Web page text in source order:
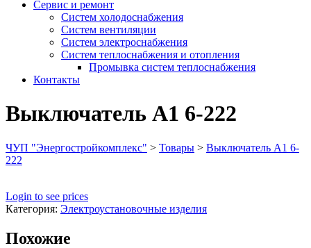
Сервис и ремонт
Систем холодоснабжения
Систем вентиляции
Систем электроснабжения
Систем теплоснабжения и отопления
Промывка систем теплоснабжения
Контакты
Выключатель А1 6-222
ЧУП "Энергостройкомплекс" > Товары > Выключатель А1 6-
222
Login to see prices
Категория: Электроустановочные изделия
Похожие